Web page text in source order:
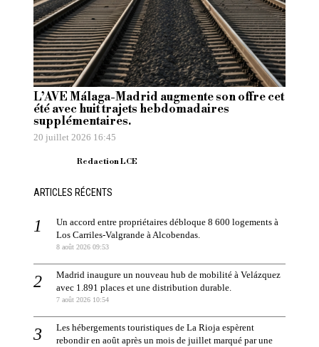
L’AVE Málaga-Madrid augmente son offre cet
été avec huit trajets hebdomadaires
supplémentaires.
20 juillet 2026 16:45
Redaction LCE
ARTICLES RÉCENTS
Un accord entre propriétaires débloque 8 600 logements à
Los Carriles-Valgrande à Alcobendas.
8 août 2026 09:53
Madrid inaugure un nouveau hub de mobilité à Velázquez
avec 1.891 places et une distribution durable.
7 août 2026 10:54
Les hébergements touristiques de La Rioja espèrent
rebondir en août après un mois de juillet marqué par une